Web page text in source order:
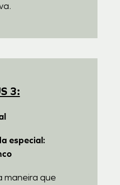
3:
especial:
maneira que